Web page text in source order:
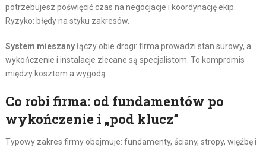
potrzebujesz poświęcić czas na negocjacje i koordynację ekip.
Ryzyko: błędy na styku zakresów.
System mieszanyłączy obie drogi: firma prowadzi stan surowy, a
wykończenie i instalacje zlecane są specjalistom. To kompromis
między kosztem a wygodą.
Co robi firma: od fundamentów po
wykończenie i „pod klucz”
Typowy zakres firmy obejmuje: fundamenty, ściany, stropy, więźbę i